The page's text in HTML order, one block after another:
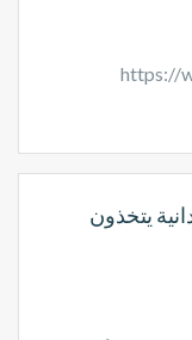
https://
يتخذون